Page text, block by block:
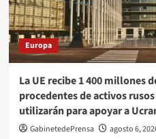
Europa
La UE recibe 1 400 millones
procedentes de activos
utilizarán para apoyar a
GabinetedePrensa agosto 6,